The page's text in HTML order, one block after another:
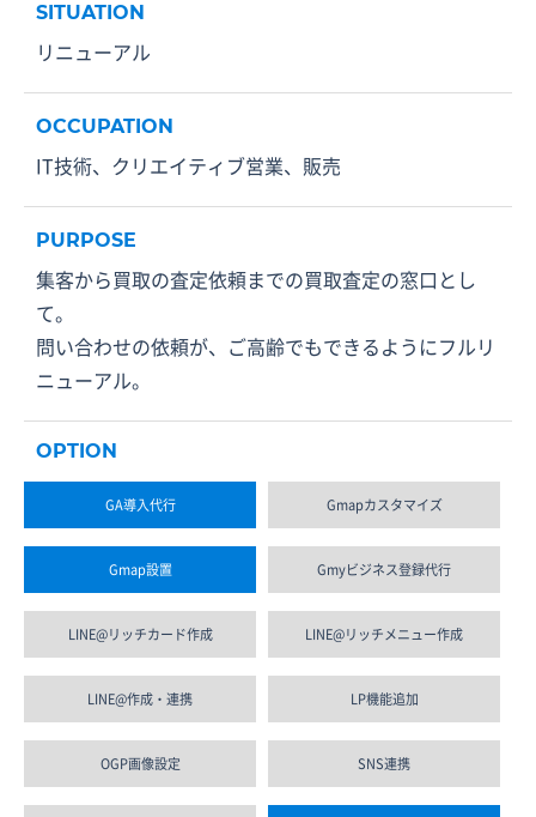
SITUATION
リニューアル
OCCUPATION
IT技術、クリエイティブ営業、販売
PURPOSE
集客から買取の査定依頼までの買取査定の窓口とし
て。
問い合わせの依頼が、ご高齢でもできるようにフルリ
ニューアル。
OPTION
GA導入代行 Gmapカスタマイズ
Gmap設置 Gmyビジネス登録代行
LINE@リッチカード作成 LINE@リッチメニュー作成
LINE@作成・連携 LP機能追加
OGP画像設定 SNS連携